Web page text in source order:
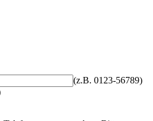
(z.B. 0123-56789)